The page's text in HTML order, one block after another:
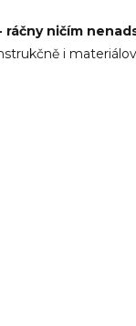
ničím
i